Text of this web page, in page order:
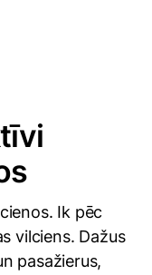
Ik pēc
vilciens. Dažus
pasažierus,